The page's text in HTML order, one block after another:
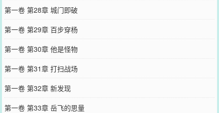
第一卷 第28章 城门即破
第一卷 第29章 百步穿杨
第一卷 第30章 他是怪物
第一卷 第31章 打扫战场
第一卷 第32章 新发现
第一卷 第33章 岳飞的思量